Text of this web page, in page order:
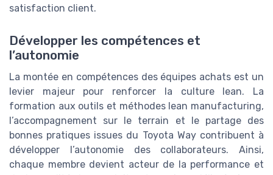
satisfaction client.
Développer les compétences et
l’autonomie
La montée en compétences des équipes achats est un
levier majeur pour renforcer la culture lean. La
formation aux outils et méthodes lean manufacturing,
l’accompagnement sur le terrain et le partage des
bonnes pratiques issues du Toyota Way contribuent à
développer l’autonomie des collaborateurs. Ainsi,
chaque membre devient acteur de la performance et